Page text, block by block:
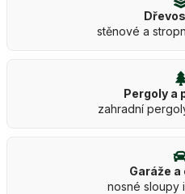
stěnové a
Pergoly a
zahradní
Garáže
nosné sloupy